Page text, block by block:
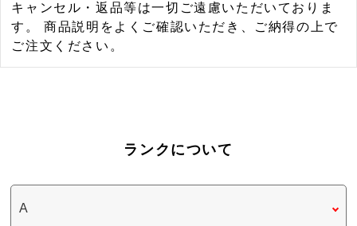
キャンセル・返品等は一切ご遠慮いただいておりま
す。 商品説明をよくご確認いただき、ご納得の上で
ご注文ください。
ランクについて